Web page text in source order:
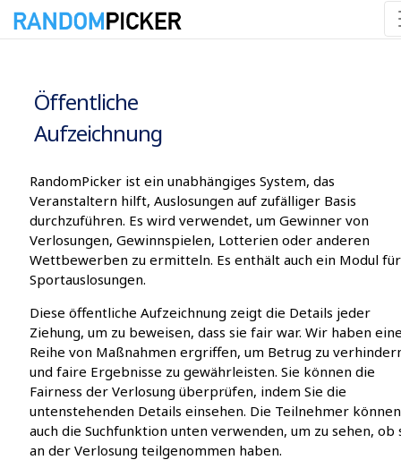
Öffentliche
Aufzeichnung
RandomPicker ist ein unabhängiges System, das
Veranstaltern hilft, Auslosungen auf zufälliger Basis
durchzuführen. Es wird verwendet, um Gewinner von
Verlosungen, Gewinnspielen, Lotterien oder anderen
Wettbewerben zu ermitteln. Es enthält auch ein Modul für
Sportauslosungen.
Diese öffentliche Aufzeichnung zeigt die Details jeder
Ziehung, um zu beweisen, dass sie fair war. Wir haben
Reihe von Maßnahmen ergriffen, um Betrug zu
und faire Ergebnisse zu gewährleisten. Sie können die
Fairness der Verlosung überprüfen, indem Sie die
untenstehenden Details einsehen. Die Teilnehmer können
auch die Suchfunktion unten verwenden, um zu sehen, ob
an der Verlosung teilgenommen haben.